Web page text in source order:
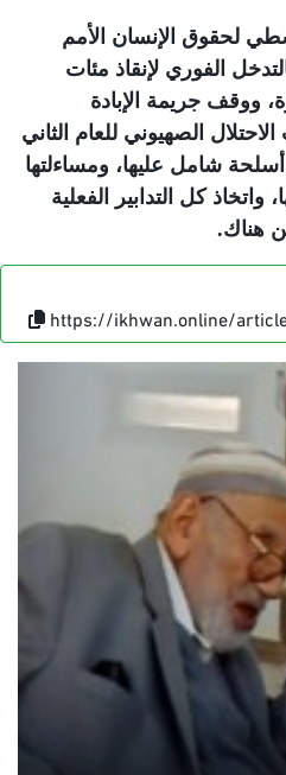
لحقوق الإنسان الأمم
الفوري لإنقاذ مئات
ووقف جريمة الإبادة
الصهيوني للعام الثاني
شامل عليها، ومساءلتها
واتخاذ كل التدابير الفعلية
هناك.
https://ikhwan.online/